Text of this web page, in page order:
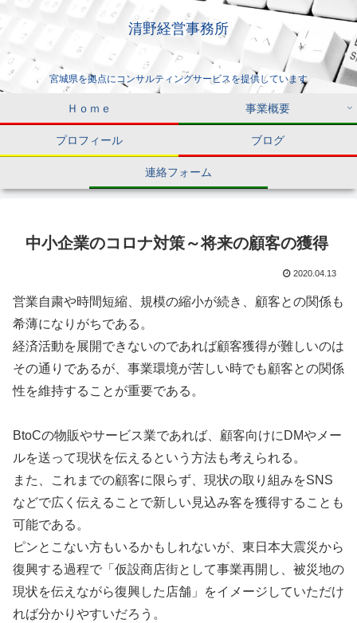
清野経営事務所
宮城県を拠点にコンサルティングサービスを提供しています
Ｈｏｍｅ 事業概要
プロフィール ブログ
連絡フォーム
中小企業のコロナ対策～将来の顧客の獲得
2020.04.13
営業自粛や時間短縮、規模の縮小が続き、顧客との関係も
希薄になりがちである。
経済活動を展開できないのであれば顧客獲得が難しいのは
その通りであるが、事業環境が苦しい時でも顧客との関係
性を維持することが重要である。
BtoCの物販やサービス業であれば、顧客向けにDMやメー
ルを送って現状を伝えるという方法も考えられる。
また、これまでの顧客に限らず、現状の取り組みをSNS
などで広く伝えることで新しい見込み客を獲得することも
可能である。
ピンとこない方もいるかもしれないが、東日本大震災から
復興する過程で「仮設商店街として事業再開し、被災地の
現状を伝えながら復興した店舗」をイメージしていただけ
れば分かりやすいだろう。